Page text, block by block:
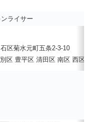
ンライサー
区菊水元町五条2-3-10
区 豊平区 清田区 南区 西区